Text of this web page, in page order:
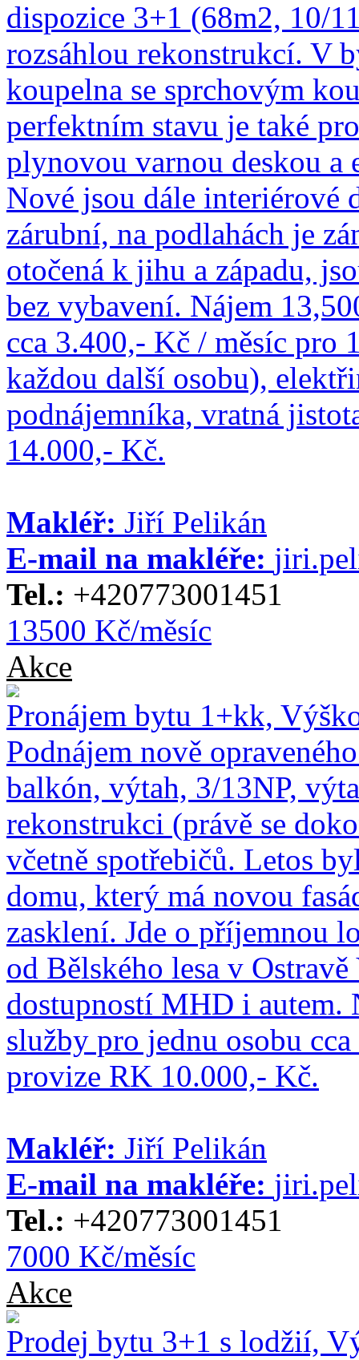
dispozice 3+1 (68m2, 10/
rozsáhlou rekonstrukcí. V
koupelna se sprchovým
perfektním stavu je také
plynovou varnou deskou a
Nové jsou dále interiérové
zárubní, na podlahách je
otočená k jihu a západu,
bez vybavení. Nájem
cca 3.400,- Kč / měsíc pro
každou další osobu),
podnájemníka, vratná
14.000,- Kč.
Makléř: Jiří Pelikán
E-mail na makléře:
Tel.: +420773001451
13500 Kč/měsíc
Akce
Pronájem bytu 1+kk,
Podnájem nově
balkón, výtah, 3/13NP,
rekonstrukci (právě se
včetně spotřebičů. Letos
domu, který má novou
zasklení. Jde o příjemnou
od Bělského lesa v
dostupností MHD i autem.
služby pro jednu osobu
provize RK 10.000,- Kč.
Makléř: Jiří Pelikán
E-mail na makléře:
Tel.: +420773001451
7000 Kč/měsíc
Akce
Prodej bytu 3+1 s lodžií,